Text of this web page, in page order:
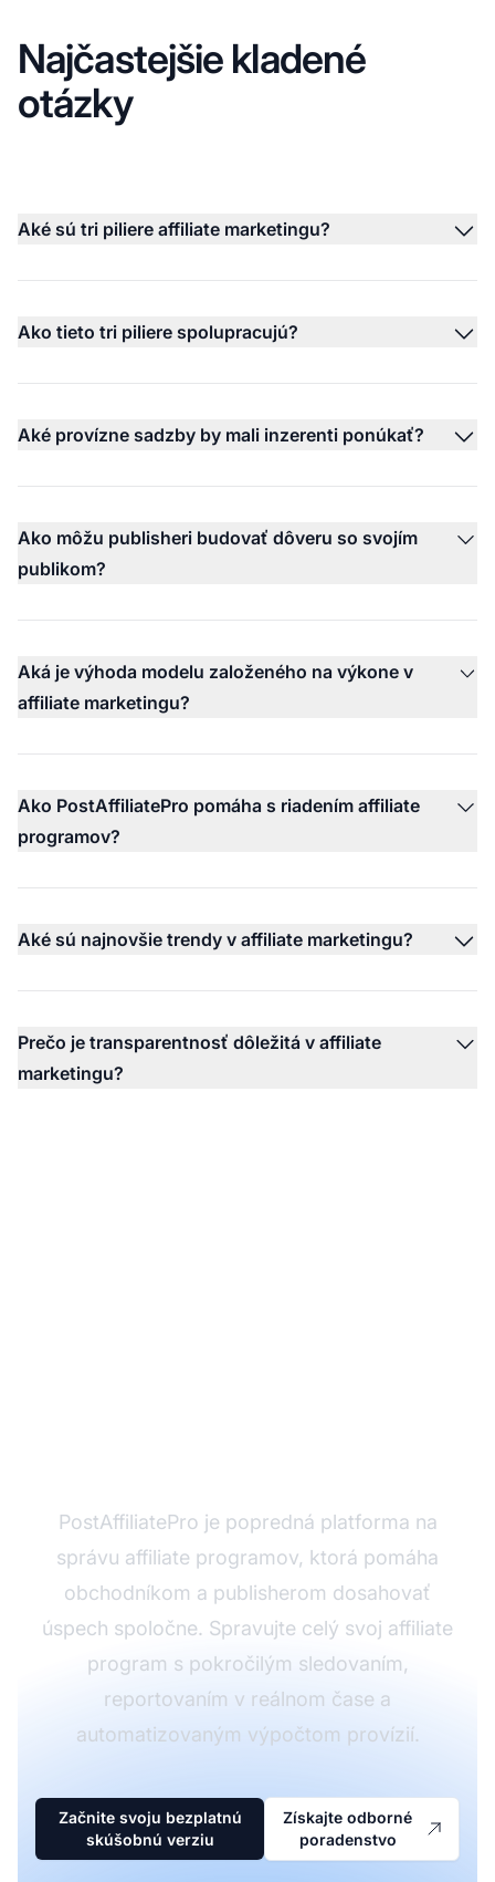
Najčastejšie kladené
otázky
Aké sú tri piliere affiliate marketingu?
Ako tieto tri piliere spolupracujú?
Aké provízne sadzby by mali inzerenti ponúkať?
Ako môžu publisheri budovať dôveru so svojím
publikom?
Aká je výhoda modelu založeného na výkone v
affiliate marketingu?
Ako PostAffiliatePro pomáha s riadením affiliate
programov?
Aké sú najnovšie trendy v affiliate marketingu?
Prečo je transparentnosť dôležitá v affiliate
marketingu?
PostAffiliatePro je popredná platforma na
správu affiliate programov, ktorá pomáha
obchodníkom a publisherom dosahovať
úspech spoločne. Spravujte celý svoj affiliate
program s pokročilým sledovaním,
reportovaním v reálnom čase a
automatizovaným výpočtom provízií.
Začnite svoju bezplatnú
skúšobnú verziu
Získajte odborné
poradenstvo